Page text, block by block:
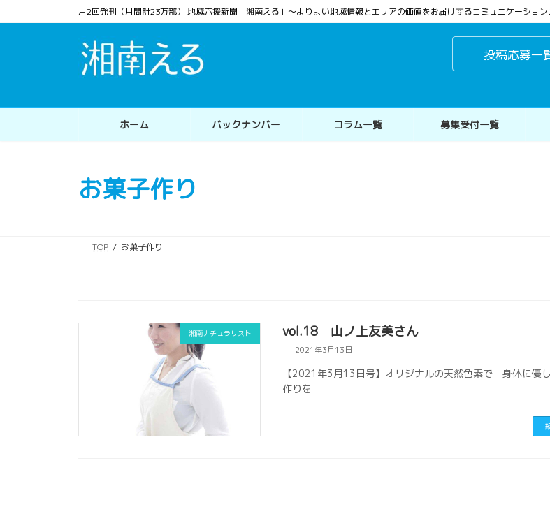
ン
ス
ビ
ン
月2回発刊（月間計23万部） 地域応援新聞「湘南える」〜よりよい地域情報とエリアの価値をお届けするコミュニケーション
投稿応募一
ホーム バックナンバー コラム一覧 募集受付一覧
お菓子作り
TOP お菓子作り
湘南ナチュラリスト vol.18 山ノ上友美さん
2021年3月13日
【2021年3月13日号】オリジナルの天然色素で 身体に優
作りを